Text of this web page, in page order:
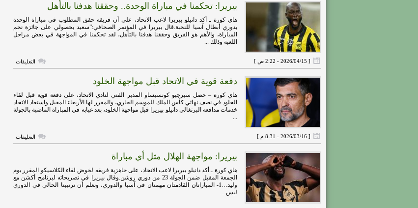
مباراة
الخلود
مغلقة
بيريرا: تحكمنا في مباراة الوحدة.. وحققنا هدفنا بالتأهل
هاي كورة ـ أكد دانيلو بيريرا لاعب الاتحاد، على أن فريقه حقق المطلوب في مباراة الوحدة
بدوري أبطال آسيا للنخبة.قال بيريرا في المؤتمر الصحافي:”سعيد بحصولي على جائزة نجم
المباراة، والأهم هو الفريق وحققنا هدفنا بالتأهل، لقد تحكمنا في المواجهة في بعض مراحل
اللعبة وذلك ...
[ 2026/04/15 - 2:22 ص ] التعليقاتعلى
بيريرا:
الوحدة..
هدفنا
بالتأهل
دفعة قوية في الاتحاد قبل مواجهة الخلود
هاي كورة – حصل سيرجيو كونسيساو المدير الفني لنادي الاتحاد، على دفعة قوية قبل لقاء
الخلود في نصف نهائي كأس الملك للموسم الجاري، والمقرر لها الأربعاء المقبل.واستعاد الاتحاد
خدمات مدافعه البرتغالي دانيلو بيريرا قبل مواجهة الخلود، بعد غيابه في المباراة الماضية بالجولة
...
[ 2026/03/16 - 8:31 م ] التعليقاتعلى
دفعة
مواجهة
الخلود
مغلقة
بيريرا: مواجهة الهلال مثل أي مباراة
هاي كورة ـ أكد دانيلو بيريرا لاعب الاتحاد، على جاهزية فريقه لخوض لقاء الكلاسيكو المقرر يوم
الجمعة المقبل ضمن الجولة 23 من دوري روشن.وقال بيريرا في تصريحاته لبرنامج أكشن مع
وليد…1- المباراتان القادمتان مهمتان في آسيا والدوري، ونعلم أن ترتيبنا الحالي في الدوري
ليس ...